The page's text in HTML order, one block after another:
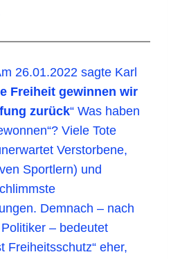
26.01.2022 sagte Karl
Freiheit gewinnen wir
zurück“ Was haben
Viele Tote
Verstorbene,
Sportlern) und
Demnach – nach
– bedeutet
Freiheitsschutz“ eher,